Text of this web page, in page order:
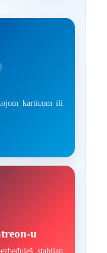
karticom ili
u
stabilan